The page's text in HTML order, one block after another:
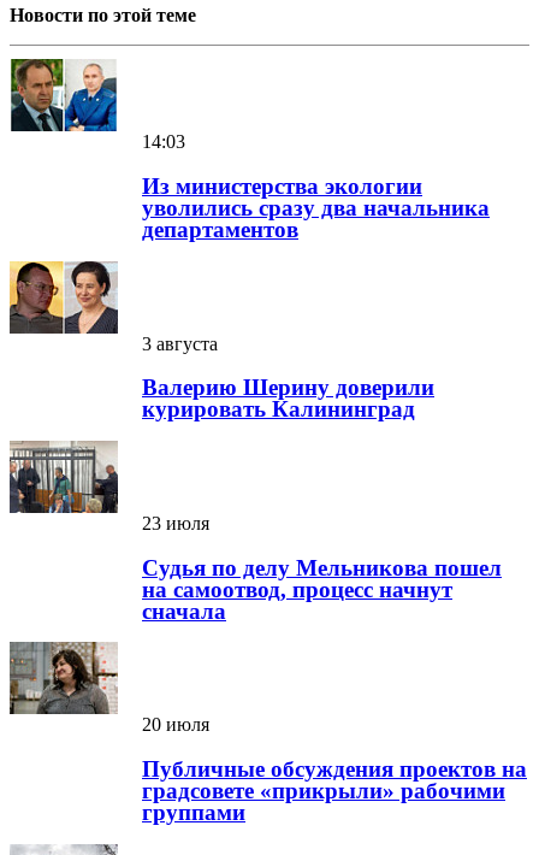
Новости по этой теме
14:03
Из министерства экологии
уволились сразу два начальника
департаментов
3 августа
Валерию Шерину доверили
курировать Калининград
23 июля
Судья по делу Мельникова пошел
на самоотвод, процесс начнут
сначала
20 июля
Публичные обсуждения проектов на
градсовете «прикрыли» рабочими
группами